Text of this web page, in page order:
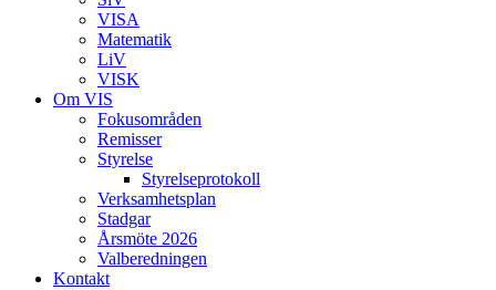
VISA
Matematik
LiV
VISK
Om VIS
Fokusområden
Remisser
Styrelse
Styrelseprotokoll
Verksamhetsplan
Stadgar
Årsmöte 2026
Valberedningen
Kontakt